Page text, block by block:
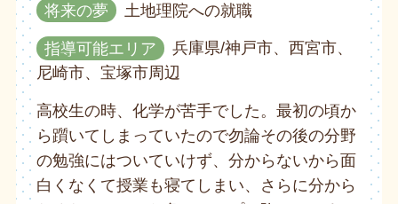
将来の夢 土地理院への就職
指導可能エリア
兵庫県/神戸市、西宮市、
尼崎市、宝塚市周辺
高校生の時、化学が苦手でした。最初の頃か
ら躓いてしまっていたので勿論その後の分野
の勉強にはついていけず、分からないから面
白くなくて授業も寝てしまい、さらに分から